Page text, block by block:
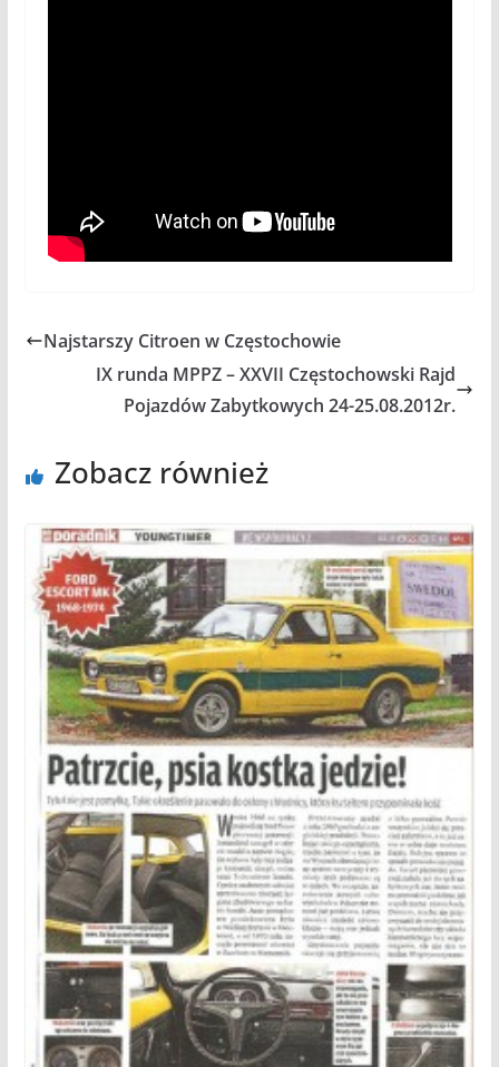
Najstarszy Citroen w Częstochowie
IX runda MPPZ – XXVII Częstochowski Rajd
Pojazdów Zabytkowych 24-25.08.2012r.
Zobacz również